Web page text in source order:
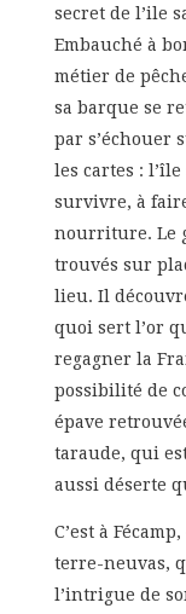
secret de l’ile
Embauché à
métier de
sa barque se
par s’échouer
les cartes :
survivre, à
nourriture. Le
trouvés sur
lieu. Il
quoi sert l’or
regagner la
possibilité de
épave
taraude, qui
aussi déserte
C’est à
terre-neuvas,
l’intrigue de